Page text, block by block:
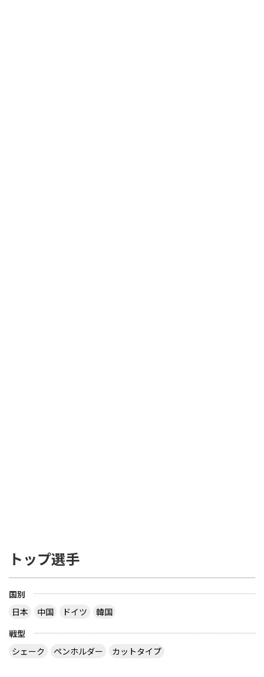
トップ選手
国別
日本
中国 ドイツ
韓国
戦型
シェーク
ペンホルダー カットタイプ